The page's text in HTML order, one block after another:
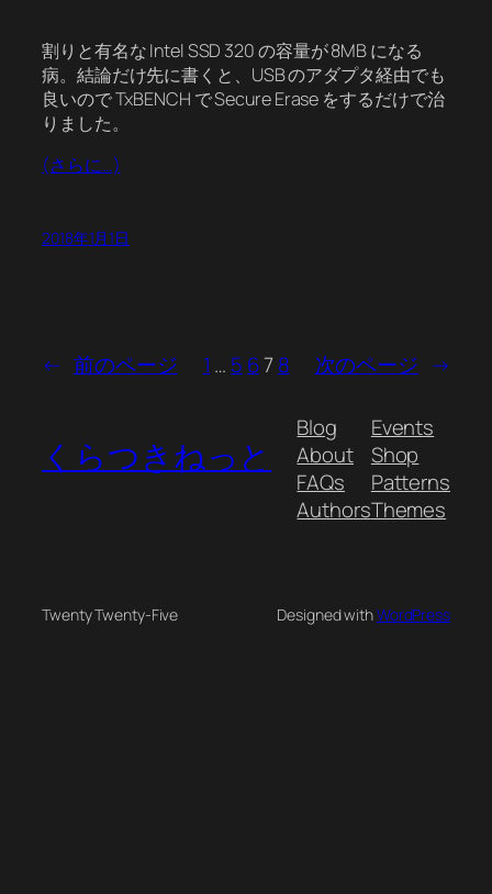
割りと有名な Intel SSD 320 の容量が 8MB になる
病。結論だけ先に書くと、USB のアダプタ経由でも
良いので TxBENCH で Secure Erase をするだけで治
りました。
(さらに…)
2018年1月1日
← 前のページ 1 … 5 67 8 次のページ →
くらつきねっと
Blog
About
FAQs
Authors
Events
Shop
Patterns
Themes
Twenty Twenty-Five Designed withWordPress